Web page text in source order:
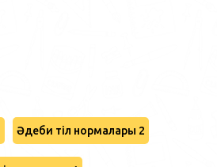
Әдеби тіл нормалары 2